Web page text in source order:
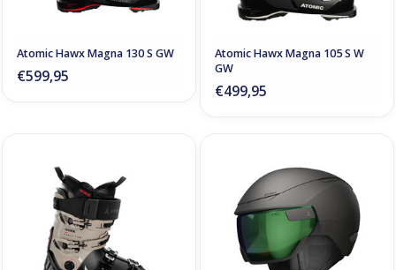
Atomic Hawx Magna 130 S GW
€599,95
Atomic Hawx Magna 105 S W
GW
€499,95